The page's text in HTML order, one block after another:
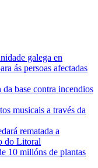
galega en
ás persoas afectadas
base contra incendios
musicais a través da
rematada a
do Litoral
10 millóns de plantas